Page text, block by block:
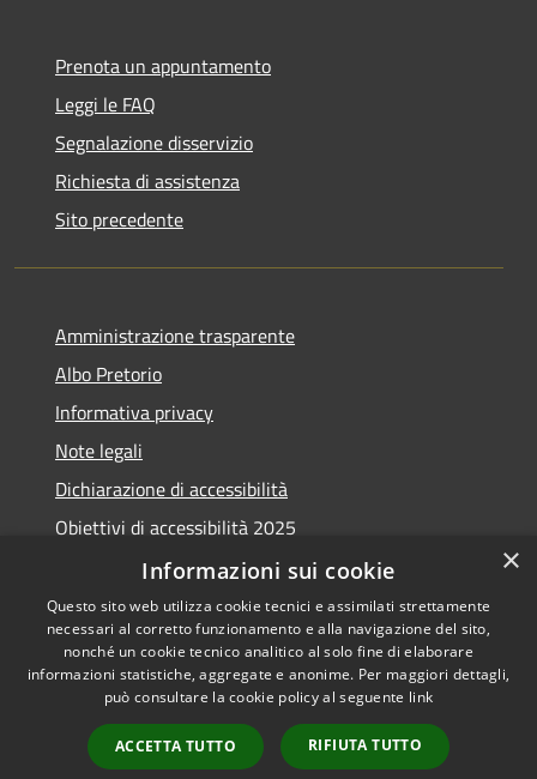
Prenota un appuntamento
Leggi le FAQ
Segnalazione disservizio
Richiesta di assistenza
Sito precedente
Amministrazione trasparente
Albo Pretorio
Informativa privacy
Note legali
Dichiarazione di accessibilità
Obiettivi di accessibilità 2025
Meccanismo di feedback
RSS
Accessibilità
Copyright © 2026 • Comune di
Municipium•
Accesso
×
Informazioni sui cookie
Questo sito web utilizza cookie tecnici e assimilati strettamente
necessari al corretto funzionamento e alla navigazione del sito,
nonché un cookie tecnico analitico al solo fine di elaborare
informazioni statistiche, aggregate e anonime. Per maggiori dettagli,
può consultare la cookie policy al seguente link
ACCETTA TUTTO RIFIUTA TUTTO